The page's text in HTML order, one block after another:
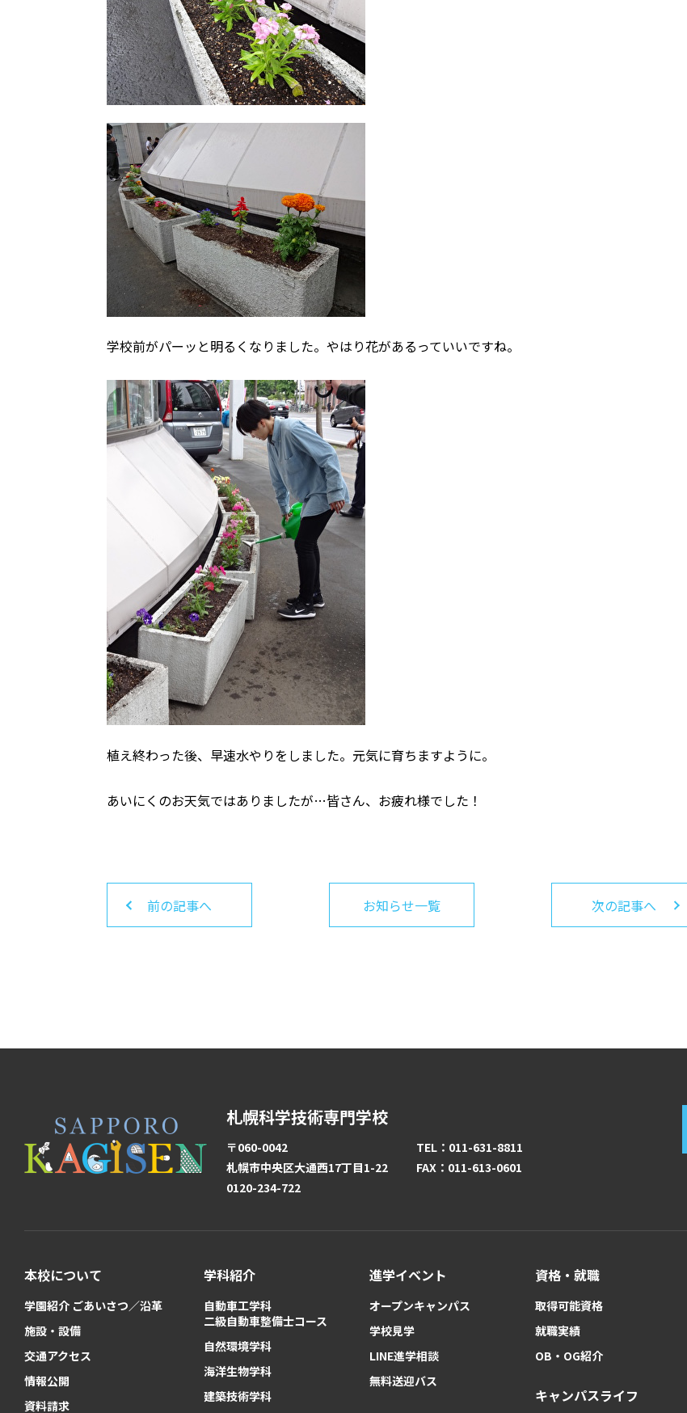
学校前がパーッと明るくなりました。やはり花があるっていいですね。
植え終わった後、早速水やりをしました。元気に育ちますように。
あいにくのお天気ではありましたが…皆さん、お疲れ様でした！
前の記事へ お知らせ一覧 次の記事へ
札幌科学技術専門学校
〒060-0042
札幌市中央区大通西17丁目1-22
0120-234-722
TEL：011-631-8811
FAX：011-613-0601
本校について
学園紹介 ごあいさつ／沿革
施設・設備
交通アクセス
情報公開
資料請求
学科紹介
自動車工学科
二級自動車整備士コース
自然環境学科
海洋生物学科
建築技術学科
進学イベント
オープンキャンパス
学校見学
LINE進学相談
無料送迎バス
資格・就職
取得可能資格
就職実績
OB・OG紹介
キャンパスライフ